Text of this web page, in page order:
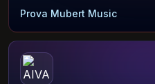
Prova Mubert Music